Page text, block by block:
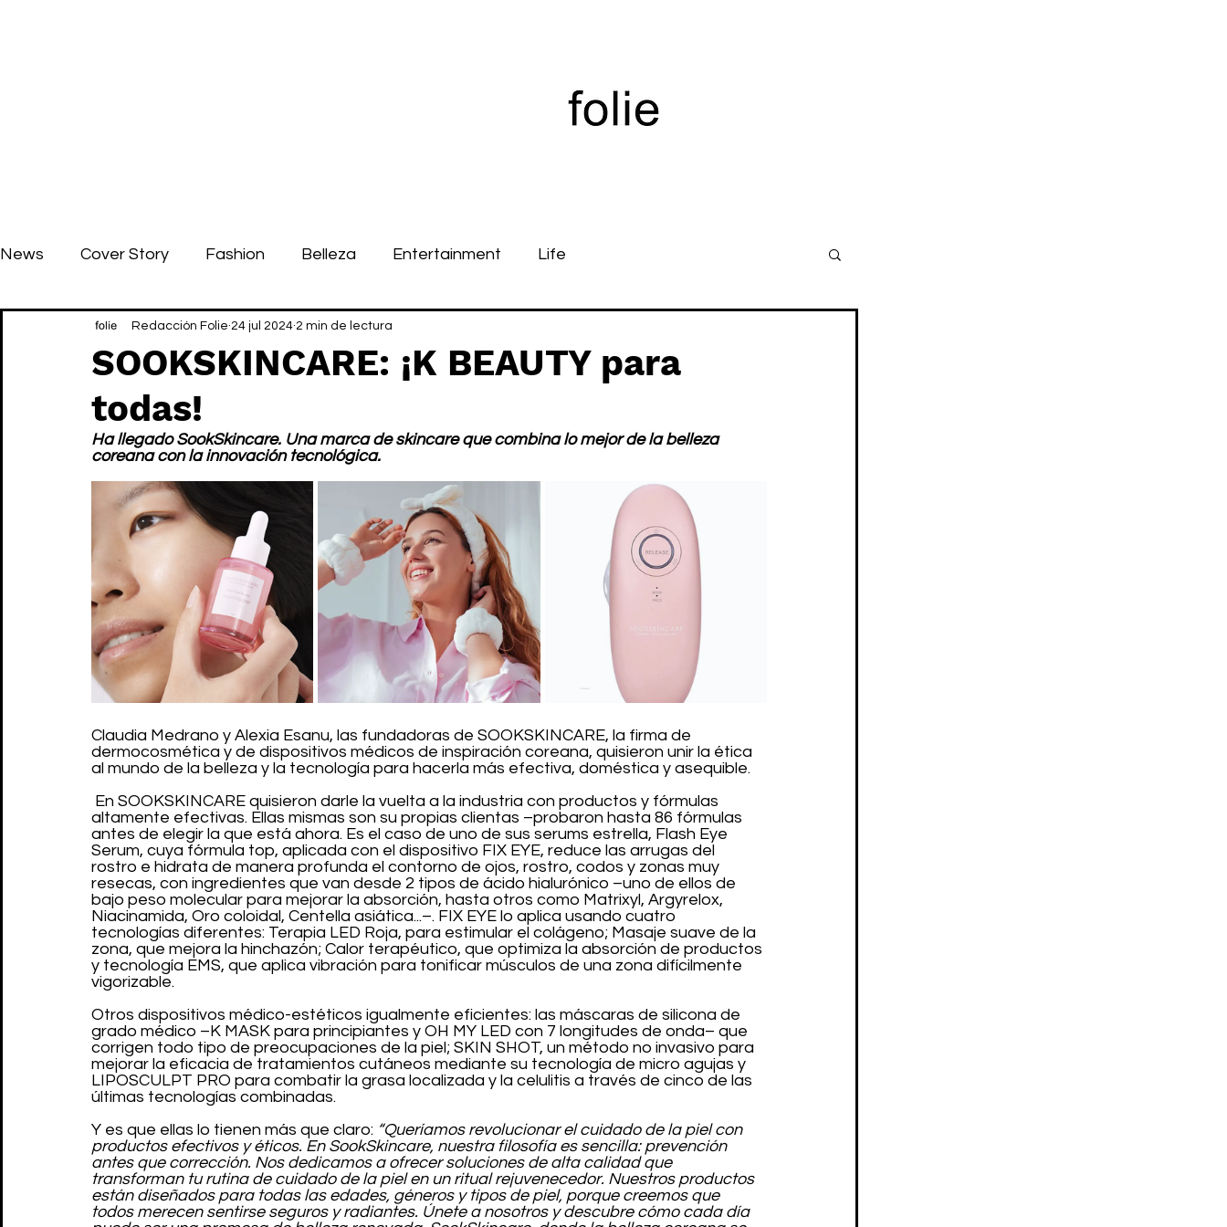
News Cover Story Fashion Belleza Entertainment Life
SOOKSKINCARE: ¡K BEAUTY para
todas!
Redacción Folie 24 jul 2024 2 min de lectura
Ha llegado SookSkincare. Una marca de skincare que combina lo mejor de la belleza
coreana con la innovación tecnológica.
Claudia Medrano y Alexia Esanu, las fundadoras de SOOKSKINCARE, la firma de
dermocosmética y de dispositivos médicos de inspiración coreana, quisieron unir la ética
al mundo de la belleza y la tecnología para hacerla más efectiva, doméstica y asequible.
En SOOKSKINCARE quisieron darle la vuelta a la industria con productos y fórmulas
altamente efectivas. Ellas mismas son su propias clientas –probaron hasta 86 fórmulas
antes de elegir la que está ahora. Es el caso de uno de sus serums estrella, Flash Eye
Serum, cuya fórmula top, aplicada con el dispositivo FIX EYE, reduce las arrugas del
rostro e hidrata de manera profunda el contorno de ojos, rostro, codos y zonas muy
resecas, con ingredientes que van desde 2 tipos de ácido hialurónico –uno de ellos de
bajo peso molecular para mejorar la absorción, hasta otros como Matrixyl, Argyrelox,
Niacinamida, Oro coloidal, Centella asiática...–. FIX EYE lo aplica usando cuatro
tecnologías diferentes: Terapia LED Roja, para estimular el colágeno; Masaje suave de la
zona, que mejora la hinchazón; Calor terapéutico, que optimiza la absorción de productos
y tecnología EMS, que aplica vibración para tonificar músculos de una zona difícilmente
vigorizable.
Otros dispositivos médico-estéticos igualmente eficientes: las máscaras de silicona de
grado médico –K MASK para principiantes y OH MY LED con 7 longitudes de onda– que
corrigen todo tipo de preocupaciones de la piel; SKIN SHOT, un método no invasivo para
mejorar la eficacia de tratamientos cutáneos mediante su tecnología de micro agujas y
LIPOSCULPT PRO para combatir la grasa localizada y la celulitis a través de cinco de las
últimas tecnologías combinadas.
Y es que ellas lo tienen más que claro: “Queríamos revolucionar el cuidado de la piel con
productos efectivos y éticos. En SookSkincare, nuestra filosofía es sencilla: prevención
antes que corrección. Nos dedicamos a ofrecer soluciones de alta calidad que
transforman tu rutina de cuidado de la piel en un ritual rejuvenecedor. Nuestros productos
están diseñados para todas las edades, géneros y tipos de piel, porque creemos que
todos merecen sentirse seguros y radiantes. Únete a nosotros y descubre cómo cada día